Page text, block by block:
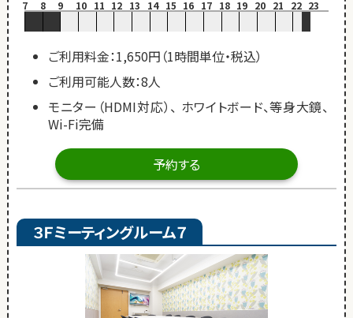
7 8 9 10 11 12 13 14 15 16 17 18 19 20 21 22 23
ご利用料金：1,650円（1時間単位・税込）
ご利用可能人数：8人
モニター（HDMI対応）、 ホワイトボード、等身大鏡、
Wi-Fi完備
予約する
３Ｆミーティングルーム７